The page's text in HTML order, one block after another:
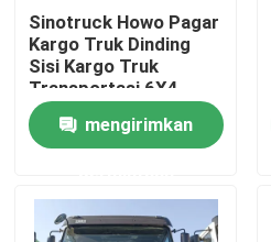
Tentang kami
Tur Pabrik
Kontrol kualitas
Hubungi kami
Sinotruck Howo Pagar
Kargo Truk Dinding
Sisi Kargo Truk
Transportasi 6X4
Heavy Duty 380hp
Stake mengirimkan